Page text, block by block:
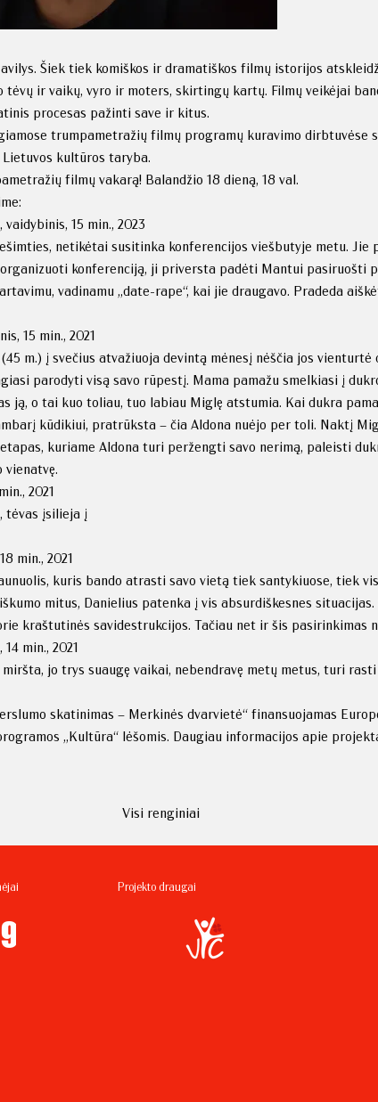
Šiek tiek komiškos ir dramatiškos filmų istorijos
ir vaikų, vyro ir moters, skirtingų kartų. Filmų veikėjai
procesas pažinti save ir kitus.
trumpametražių filmų programų kuravimo dirbtuvėse
Lietuvos kultūros taryba.
filmų vakarą! Balandžio 18 dieną, 18 val.
15 min., 2023
netikėtai susitinka konferencijos viešbutyje metu. Jie
konferenciją, ji priversta padėti Mantui pasiruošti
vadinamu „date-rape“, kai jie draugavo. Pradeda
15 min., 2021
m.) į svečius atvažiuoja devintą mėnesį nėščia jos
parodyti visą savo rūpestį. Mama pamažu smelkiasi į
ją, o tai kuo toliau, tuo labiau Miglę atstumia. Kai dukra
kūdikiui, pratrūksta – čia Aldona nuėjo per toli. Naktį
kuriame Aldona turi peržengti savo nerimą, paleisti
2021
tėvas įsilieja į
min., 2021
kuris bando atrasti savo vietą tiek santykiuose, tiek
mitus, Danielius patenka į vis absurdiškesnes situacijas.
kraštutinės savidestrukcijos. Tačiau net ir šis pasirinkimas
min., 2021
jo trys suaugę vaikai, nebendravę metų metus, turi
skatinimas – Merkinės dvarvietė“ finansuojamas
„Kultūra“ lėšomis. Daugiau informacijos apie
Visi renginiai
Projekto draugai